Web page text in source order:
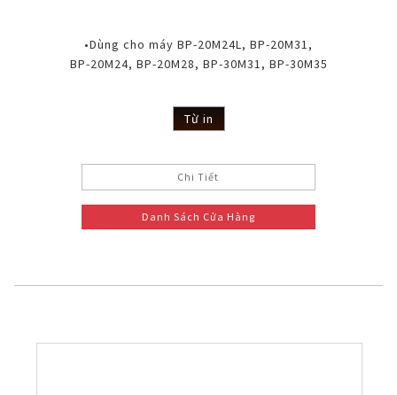
•Dùng cho máy BP-20M24L, BP-20M31,
BP-20M24, BP-20M28, BP-30M31, BP-30M35
Từ in
Chi Tiết
Danh Sách Cửa Hàng